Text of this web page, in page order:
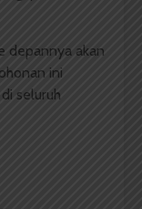
depannya akan
ini
seluruh